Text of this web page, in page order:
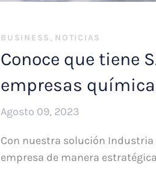
BUSINESS , NOTICIAS
Conoce que tiene
empresas
Agosto 09, 2023
Con nuestra solución Industria
empresa de manera